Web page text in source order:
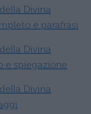
Divina
e parafrasi
Divina
e spiegazione
Divina